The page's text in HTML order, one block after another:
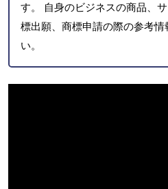
す。 自身のビジネスの商品、
標出願、商標申請の際の参考情
い。